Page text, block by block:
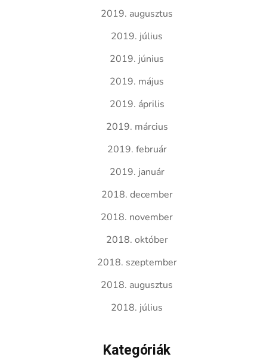
2019. augusztus
2019. július
2019. június
2019. május
2019. április
2019. március
2019. február
2019. január
2018. december
2018. november
2018. október
2018. szeptember
2018. augusztus
2018. július
Kategóriák